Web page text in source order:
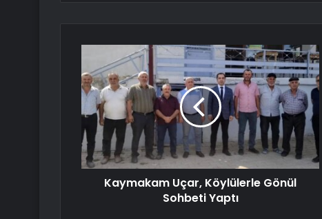
Kaymakam Uçar, Köylülerle Gönül
Sohbeti Yaptı